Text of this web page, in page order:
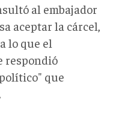
al embajador
aceptar la cárcel,
lo que el
respondió
que